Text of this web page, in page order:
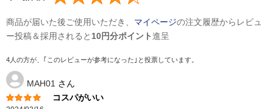
商品が届いた後ご使用いただき、 マイページの注文履歴からレビュ
ー投稿＆採用されると 10円分ポイント進呈
4人の方が、｢このレビューが参考になった｣と投票しています。
MAH01 さん
コスパがいい